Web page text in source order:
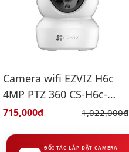
Camera wifi EZVIZ H6c
4MP PTZ 360 CS-H6c-
R105-1J4WF
Giá bán:
715,000đ Giá gốc:
1,022,000đ
ĐỐI TÁC LẮP ĐẶT CAMERA